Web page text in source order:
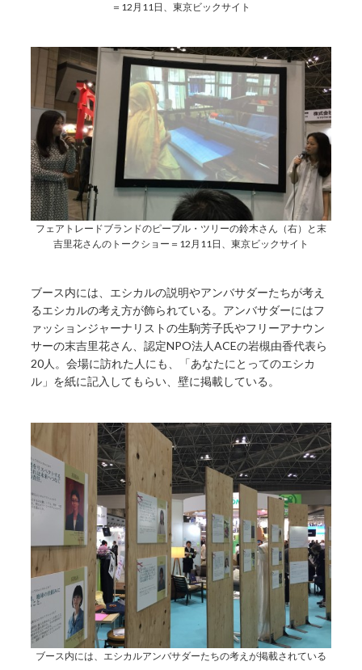
＝12月11日、東京ビックサイト
フェアトレードブランドのピープル・ツリーの鈴木さん（右）と末
吉里花さんのトークショー＝12月11日、東京ビックサイト
ブース内には、エシカルの説明やアンバサダーたちが考え
るエシカルの考え方が飾られている。アンバサダーにはフ
ァッションジャーナリストの生駒芳子氏やフリーアナウン
サーの末吉里花さん、認定NPO法人ACEの岩槻由香代表ら
20人。会場に訪れた人にも、「あなたにとってのエシカ
ル」を紙に記入してもらい、壁に掲載している。
ブース内には、エシカルアンバサダーたちの考えが掲載されている